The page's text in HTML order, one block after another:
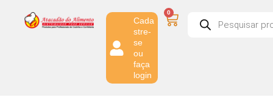
Cada
stre-
se
ou
faça
login
0